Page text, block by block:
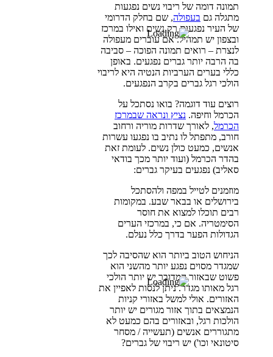
תמונה דומה של ריבוי נשים נפגעות
מתגלה גם בעפולה, שם בחלק הדרומי
של העיר נפגעות רק נשים ואילו במרכז
ובצפון יש תמהיל. אם עוברים מעפולה
לנצרת – רואים תמונה הפוכה – סביבה
בה הרבה יותר גברים נפגעים. באופן
כללי בערים הערביות הנטיה היא לריבוי
הולכי רגל גברים בקרב הנפגעים.
רוצים עוד דוגמה? בואו נסתכל על
הכרמל וחיפה. נציץ ונראה שבמרכז
הכרמל, לאורך שדרות מוריה ורחוב
חורב, מתפתל לו נתיב בו נפגעו עשרות
אנשים, כמעט כולן נשים. לעומת זאת
בהדר הכרמל (ועוד יותר מכך בודאי
סאליב) נפגעים בעיקר גברים:
מוזמנים לטייל במפה ולהסתכל
בירושלים או בבאר שבע. במקומות
רבים תוכלו למצוא את חוסר
הסימטריה. אם כי, במרכזי הערים
הגדולות הפער בדרך כלל נעלם.
הניחוש הטוב ביותר הוא שהסיבה לכך
שמגדר מסוים נפגע יותר מהשני הוא
פשוט שבאזור המדובר יש יותר הולכי
רגל מאותו מגדר. ניתן לנסות לאפיין את
האזורים. אולי למשל באזורי קניות
הנמצאים בתוך אזור מגורים יש יותר
הולכות רגל, ובאזורים בהם כמעט לא
מתגוררים אנשים (תעשייה / מסחר
סיטונאי וכו') יש ריבוי של גברים?